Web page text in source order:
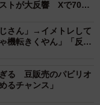
トが大反響 Xで7000
さん」→イメトレして
機転きくやん」「反撃
ぎる 豆販売のパビリオ
るチャンス」